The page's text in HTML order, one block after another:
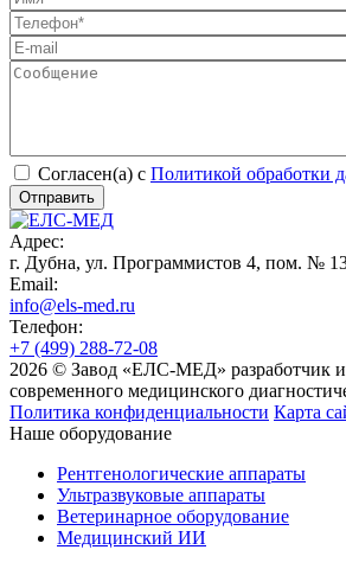
Согласен(а) с Политикой обработки
Адрес:
г. Дубна, ул. Программистов 4, пом. №
Email:
info@els-med.ru
Телефон:
+7 (499) 288-72-08
2026 © Завод «ЕЛС-МЕД» разработчик и
современного медицинского
Политика конфиденциальности Карта
Наше оборудование
Рентгенологические аппараты
Ультразвуковые аппараты
Ветеринарное оборудование
Медицинский ИИ